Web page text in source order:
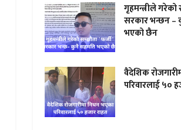
गृहमन्त्रीले गरेको
सरकार भन्छन –
भएको छैन
वैदेशिक
परिवारलाई ५०